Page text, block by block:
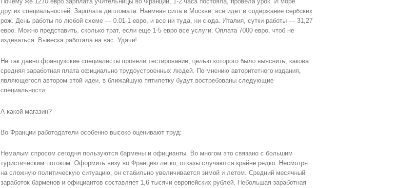
других специальностей. Зарплата дипломата. Наемная сила в Москве, всё идет в содержание сербских
рож. День работы по любой схеме — 0.01-1 евро, и все ни туда, ни сюда. Италия, сутки работы — 31,27
евро. Можно представить, сколько трат, если еще 1-5 евро все услуги. Оплата 7000 евро, чтоб не
издеваться. Вывеска работала на вас. Удачи!
Не так давно французские специалисты провели тестирование, целью которого было выяснить, какова
средняя заработная плата официально трудоустроенных людей. По мнению авторитетного издания,
являющегося автором этой идеи, в ближайшую пятилетку будут востребованы следующие
специальности:
А какой магазин?
Во Франции работодатели особенно высоко оценивают труд:
Немалым спросом сегодня пользуются бармены и официанты. Во многом это связано с большим
туристическим потоком. Оформить визу во Францию легко, отказы случаются крайне редко. Несмотря
на сложную политическую ситуацию, он стабильно увеличивается зимой и летом. Средний месячный
заработок барменов и официантов составляет 1,6 тысячи европейских рублей. Небольшая заработная